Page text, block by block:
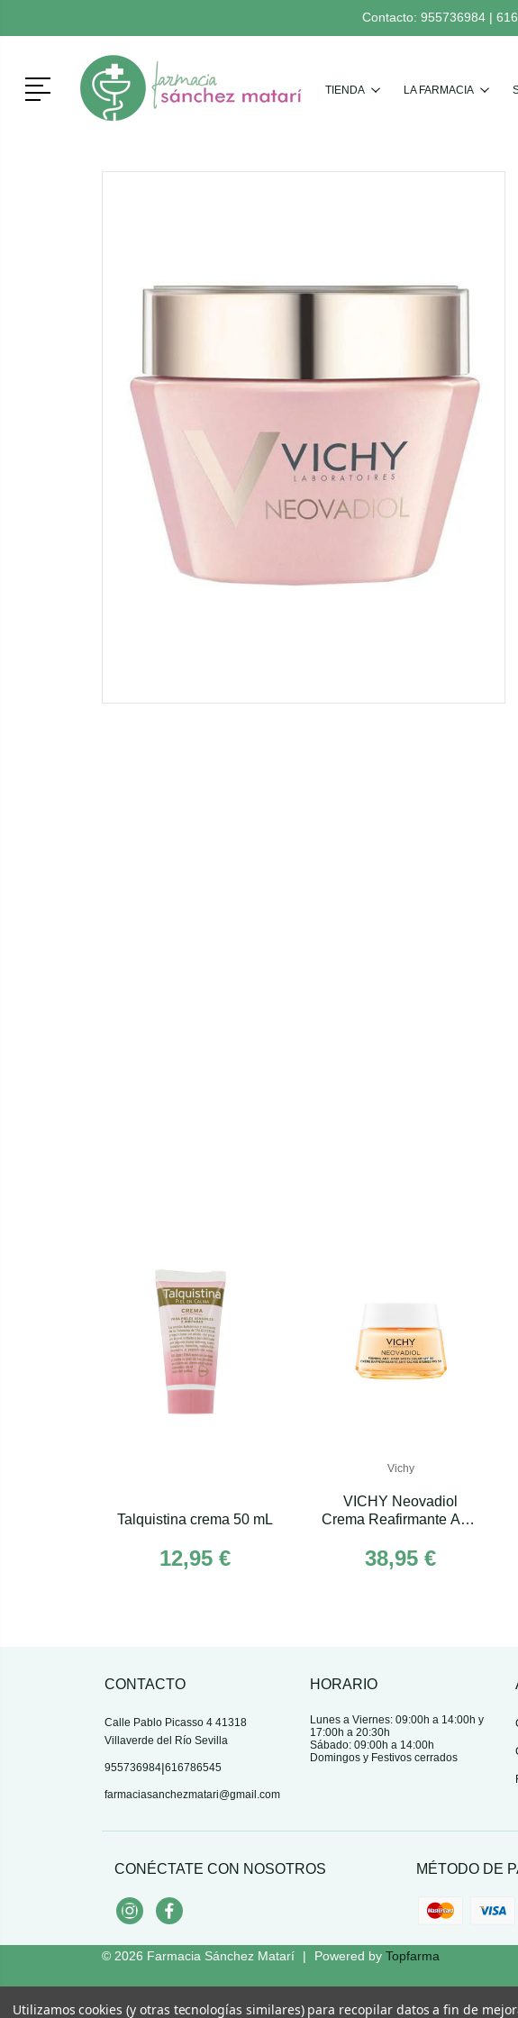
Contacto: 955736984 |
Menú TIENDA LA FARMACIA
Talquistina crema 50 mL
12,95 €
Vichy
VICHY Neovadiol
Crema Reafirmante Anti-
Menopausia 50 ml
38,95 €
CONTACTO
Calle Pablo Picasso 4 41318
Villaverde del Río Sevilla
955736984|616786545
farmaciasanchezmatari@gmail.com
HORARIO
Lunes a Viernes: 09:00h a 14:00h y
17:00h a 20:30h
Sábado: 09:00h a 14:00h
Domingos y Festivos cerrados
CONÉCTATE CON NOSOTROS
InstagramFacebook
MÉTODO DE
© 2026 Farmacia Sánchez Matarí | Powered by Topfarma
Utilizamos cookies (y otras tecnologías similares) para recopilar datos a fin de